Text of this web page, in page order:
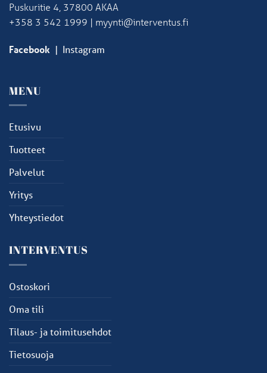
Puskuritie 4, 37800 AKAA
+358 3 542 1999 | myynti@interventus.fi
Facebook | Instagram
MENU
Etusivu
Tuotteet
Palvelut
Yritys
Yhteystiedot
INTERVENTUS
Ostoskori
Oma tili
Tilaus- ja toimitusehdot
Tietosuoja